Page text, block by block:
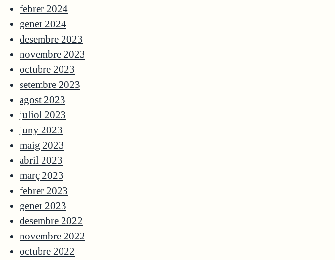
febrer 2024
gener 2024
desembre 2023
novembre 2023
octubre 2023
setembre 2023
agost 2023
juliol 2023
juny 2023
maig 2023
abril 2023
març 2023
febrer 2023
gener 2023
desembre 2022
novembre 2022
octubre 2022